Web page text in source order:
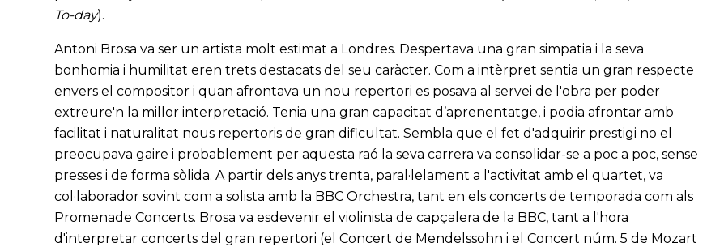
To-day).
Antoni Brosa va ser un artista molt estimat a Londres. Despertava una gran simpatia i la seva
bonhomia i humilitat eren trets destacats del seu caràcter. Com a intèrpret sentia un gran respecte
envers el compositor i quan afrontava un nou repertori es posava al servei de l'obra per poder
extreure'n la millor interpretació. Tenia una gran capacitat d’aprenentatge, i podia afrontar amb
facilitat i naturalitat nous repertoris de gran dificultat. Sembla que el fet d'adquirir prestigi no el
preocupava gaire i probablement per aquesta raó la seva carrera va consolidar-se a poc a poc, sense
presses i de forma sòlida. A partir dels anys trenta, paral·lelament a l'activitat amb el quartet, va
col·laborador sovint com a solista amb la BBC Orchestra, tant en els concerts de temporada com als
Promenade Concerts. Brosa va esdevenir el violinista de capçalera de la BBC, tant a l'hora
d'interpretar concerts del gran repertori (el Concert de Mendelssohn i el Concert núm. 5 de Mozart